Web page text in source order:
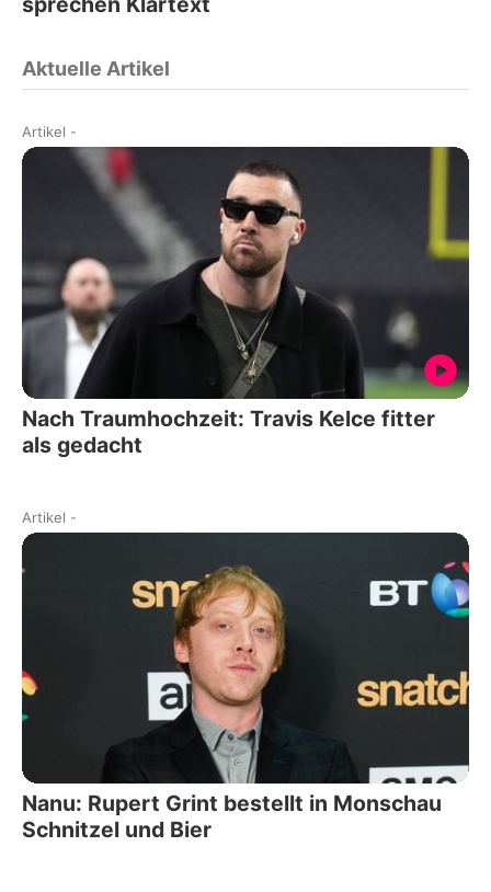
Aktuelle Artikel
Artikel -
Nach Traumhochzeit: Travis Kelce fitter
als gedacht
Artikel -
Nanu: Rupert Grint bestellt in Monschau
Schnitzel und Bier